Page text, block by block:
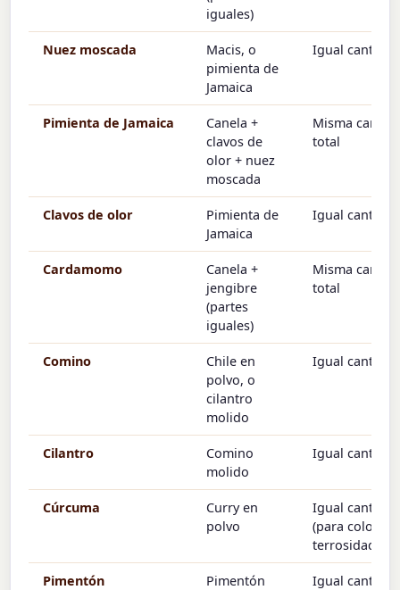
iguales)
Nuez moscada
Macis, o
pimienta de
Jamaica
Igual cantidad
Pimienta de Jamaica
Canela +
clavos de
olor + nuez
moscada
Misma
total
Clavos de olor
Pimienta de
Jamaica
Igual cantidad
Cardamomo
Canela +
jengibre
(partes
iguales)
Misma
total
Comino
Chile en
polvo, o
cilantro
molido
Igual cantidad
Cilantro
Comino
molido
Igual cantidad
Cúrcuma
Curry en
polvo
Igual cantidad
(para color +
terrosidad)
Pimentón
Pimentón
Igual cantidad